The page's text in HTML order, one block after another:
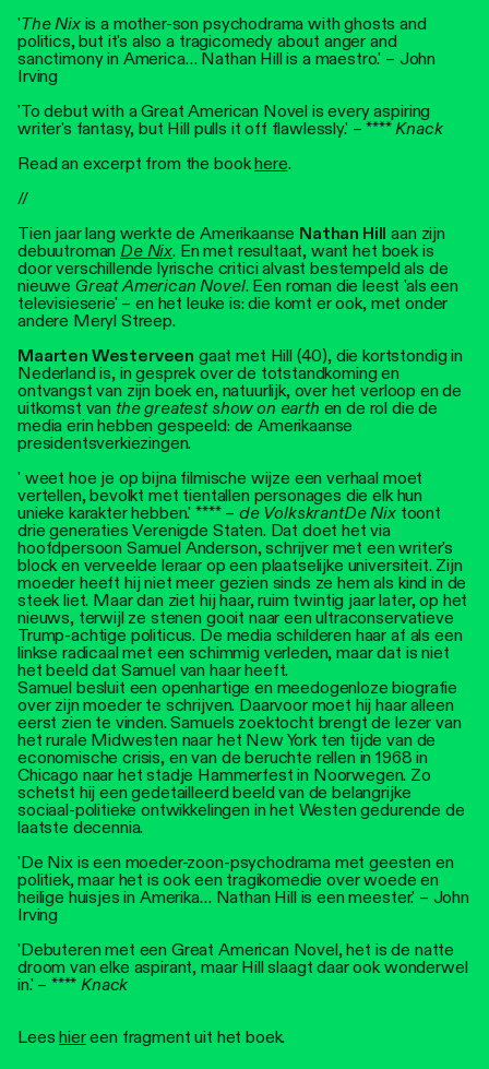
'The Nixis a mother-son psychodrama with ghosts and
politics, but it's also a tragicomedy about anger and
sanctimony in America… Nathan Hill is a maestro.' – John
Irving
'To debut with a Great American Novel is every aspiring
writer's fantasy, but Hill pulls it off flawlessly.' – ****Knack
Read an excerpt from the bookhere.
//
Tien jaar lang werkte de Amerikaanse Nathan Hill aan zijn
debuutroman De Nix. En met resultaat, want het boek is
door verschillende lyrische critici alvast bestempeld als de
nieuwe Great American Novel. Een roman die leest 'als een
televisieserie' – en het leuke is: die komt er ook, met onder
andere Meryl Streep.
Maarten Westerveen gaat met Hill (40), die kortstondig in
Nederland is, in gesprek over de totstandkoming en
ontvangst van zijn boek en, natuurlijk, over het verloop en de
uitkomst van the greatest show on earth en de rol die de
media erin hebben gespeeld: de Amerikaanse
presidentsverkiezingen.
' weet hoe je op bijna filmische wijze een verhaal moet
vertellen, bevolkt met tientallen personages die elk hun
unieke karakter hebben.' **** – de VolkskrantDe Nixtoont
drie generaties Verenigde Staten. Dat doet het via
hoofdpersoon Samuel Anderson, schrijver met een writer's
block en verveelde leraar op een plaatselijke universiteit. Zijn
moeder heeft hij niet meer gezien sinds ze hem als kind in de
steek liet. Maar dan ziet hij haar, ruim twintig jaar later, op het
nieuws, terwijl ze stenen gooit naar een ultraconservatieve
Trump-achtige politicus. De media schilderen haar af als een
linkse radicaal met een schimmig verleden, maar dat is niet
het beeld dat Samuel van haar heeft.
Samuel besluit een openhartige en meedogenloze biografie
over zijn moeder te schrijven. Daarvoor moet hij haar alleen
eerst zien te vinden. Samuels zoektocht brengt de lezer van
het rurale Midwesten naar het New York ten tijde van de
economische crisis, en van de beruchte rellen in 1968 in
Chicago naar het stadje Hammerfest in Noorwegen. Zo
schetst hij een gedetailleerd beeld van de belangrijke
sociaal-politieke ontwikkelingen in het Westen gedurende de
laatste decennia.
'De Nix is een moeder-zoon-psychodrama met geesten en
politiek, maar het is ook een tragikomedie over woede en
heilige huisjes in Amerika… Nathan Hill is een meester.' – John
Irving
'Debuteren met een Great American Novel, het is de natte
droom van elke aspirant, maar Hill slaagt daar ook wonderwel
in.' – ****Knack
Leeshiereen fragment uit het boek.